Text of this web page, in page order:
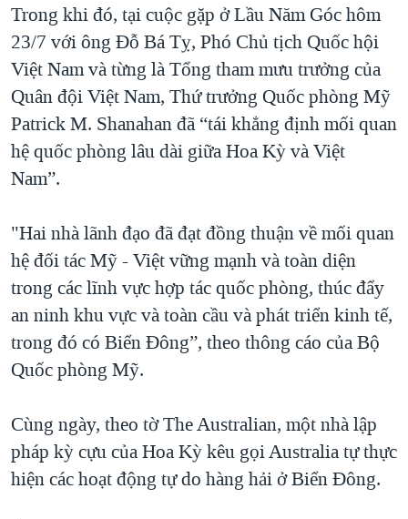
Trong khi đó, tại cuộc gặp ở Lầu Năm Góc hôm
23/7 với ông Đỗ Bá Tỵ, Phó Chủ tịch Quốc hội
Việt Nam và từng là Tổng tham mưu trưởng của
Quân đội Việt Nam, Thứ trưởng Quốc phòng Mỹ
Patrick M. Shanahan đã “tái khẳng định mối quan
hệ quốc phòng lâu dài giữa Hoa Kỳ và Việt
Nam”.
"Hai nhà lãnh đạo đã đạt đồng thuận về mối quan
hệ đối tác Mỹ - Việt vững mạnh và toàn diện
trong các lĩnh vực hợp tác quốc phòng, thúc đẩy
an ninh khu vực và toàn cầu và phát triển kinh tế,
trong đó có Biển Đông”, theo thông cáo của Bộ
Quốc phòng Mỹ.
Cùng ngày, theo tờ The Australian, một nhà lập
pháp kỳ cựu của Hoa Kỳ kêu gọi Australia tự thực
hiện các hoạt động tự do hàng hải ở Biển Đông.